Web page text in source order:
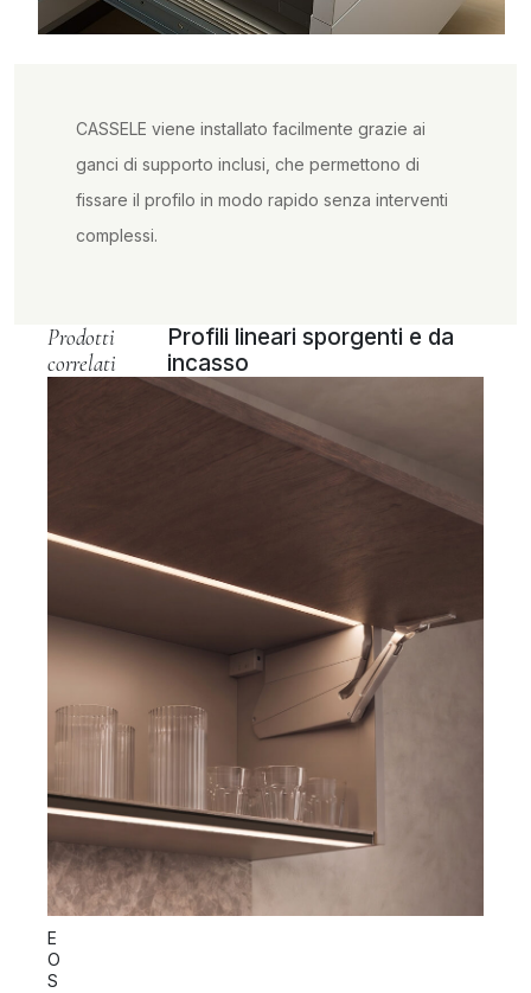
CASSELE viene installato facilmente grazie ai
ganci di supporto inclusi, che permettono di
fissare il profilo in modo rapido senza interventi
complessi.
Prodotti
correlati
Profili lineari sporgenti e da
incasso
E
O
S